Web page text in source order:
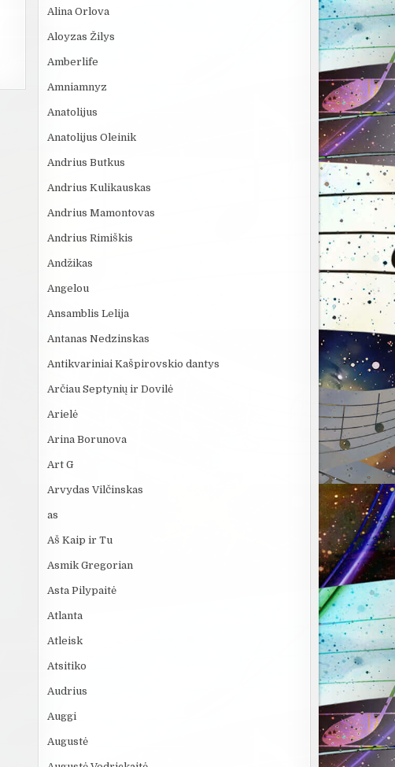
Alina Orlova
Aloyzas Žilys
Amberlife
Amniamnyz
Anatolijus
Anatolijus Oleinik
Andrius Butkus
Andrius Kulikauskas
Andrius Mamontovas
Andrius Rimiškis
Andžikas
Angelou
Ansamblis Lelija
Antanas Nedzinskas
Antikvariniai Kašpirovskio dantys
Arčiau Septynių ir Dovilė
Arielė
Arina Borunova
Art G
Arvydas Vilčinskas
as
Aš Kaip ir Tu
Asmik Gregorian
Asta Pilypaitė
Atlanta
Atleisk
Atsitiko
Audrius
Auggi
Augustė